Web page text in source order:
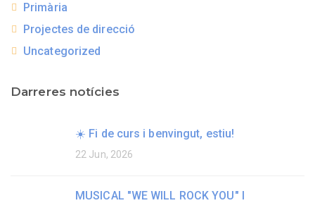
Primària
Projectes de direcció
Uncategorized
Darreres notícies
☀️ Fi de curs i benvingut, estiu!
22 Jun, 2026
MUSICAL "WE WILL ROCK YOU" I